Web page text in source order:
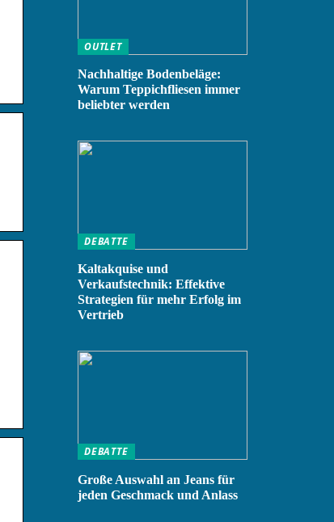
OUTLET
Nachhaltige Bodenbeläge:
Warum Teppichfliesen immer
beliebter werden
DEBATTE
Kaltakquise und
Verkaufstechnik: Effektive
Strategien für mehr Erfolg im
Vertrieb
DEBATTE
Große Auswahl an Jeans für
jeden Geschmack und Anlass